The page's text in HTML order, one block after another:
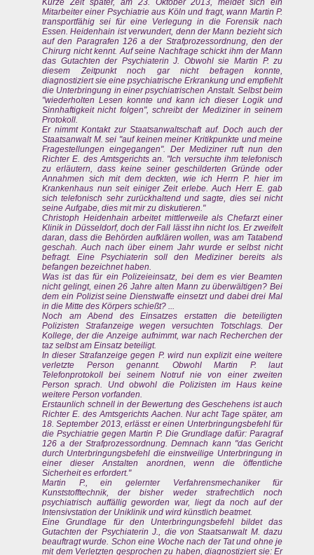
Kurze Zeit später, am 23. Oktober 2013, meldet sich ein
Mitarbeiter einer Psychiatrie aus Köln und fragt, wann Martin P.
transportfähig sei für eine Verlegung in die Forensik nach
Essen. Heidenhain ist verwundert, denn der Mann bezieht sich
auf den Paragrafen 126 a der Strafprozessordnung, den der
Chirurg nicht kennt. Auf seine Nachfrage schickt ihm der Mann
das Gutachten der Psychiaterin J. Obwohl sie Martin P. zu
diesem Zeitpunkt noch gar nicht befragen konnte,
diagnostiziert sie eine psychiatrische Erkrankung und empfiehlt
die Unterbringung in einer psychiatrischen Anstalt. Selbst beim
"wiederholten Lesen konnte und kann ich dieser Logik und
Sinnhaftigkeit nicht folgen", schreibt der Mediziner in seinem
Protokoll.
Er nimmt Kontakt zur Staatsanwaltschaft auf. Doch auch der
Staatsanwalt M. sei "auf keinen meiner Kritikpunkte und meine
Fragestellungen eingegangen". Der Mediziner ruft nun den
Richter E. des Amtsgerichts an. "Ich versuchte ihm telefonisch
zu erläutern, dass keine seiner geschilderten Gründe oder
Annahmen sich mit dem deckten, wie ich Herrn P. hier im
Krankenhaus nun seit einiger Zeit erlebe. Auch Herr E. gab
sich telefonisch sehr zurückhaltend und sagte, dies sei nicht
seine Aufgabe, dies mit mir zu diskutieren."
Christoph Heidenhain arbeitet mittlerweile als Chefarzt einer
Klinik in Düsseldorf, doch der Fall lässt ihn nicht los. Er zweifelt
daran, dass die Behörden aufklären wollen, was am Tatabend
geschah. Auch nach über einem Jahr wurde er selbst nicht
befragt. Eine Psychiaterin soll den Mediziner bereits als
befangen bezeichnet haben.
Was ist das für ein Polizeieinsatz, bei dem es vier Beamten
nicht gelingt, einen 26 Jahre alten Mann zu überwältigen? Bei
dem ein Polizist seine Dienstwaffe einsetzt und dabei drei Mal
in die Mitte des Körpers schießt? ...
Noch am Abend des Einsatzes erstatten die beteiligten
Polizisten Strafanzeige wegen versuchten Totschlags. Der
Kollege, der die Anzeige aufnimmt, war nach Recherchen der
taz selbst am Einsatz beteiligt.
In dieser Strafanzeige gegen P. wird nun explizit eine weitere
verletzte Person genannt. Obwohl Martin P. laut
Telefonprotokoll bei seinem Notruf nie von einer zweiten
Person sprach. Und obwohl die Polizisten im Haus keine
weitere Person vorfanden.
Erstaunlich schnell in der Bewertung des Geschehens ist auch
Richter E. des Amtsgerichts Aachen. Nur acht Tage später, am
18. September 2013, erlässt er einen Unterbringungsbefehl für
die Psychiatrie gegen Martin P. Die Grundlage dafür: Paragraf
126 a der Strafprozessordnung. Demnach kann "das Gericht
durch Unterbringungsbefehl die einstweilige Unterbringung in
einer dieser Anstalten anordnen, wenn die öffentliche
Sicherheit es erfordert."
Martin P., ein gelernter Verfahrensmechaniker für
Kunststofftechnik, der bisher weder strafrechtlich noch
psychiatrisch auffällig geworden war, liegt da noch auf der
Intensivstation der Uniklinik und wird künstlich beatmet.
Eine Grundlage für den Unterbringungsbefehl bildet das
Gutachten der Psychiaterin J., die von Staatsanwalt M. dazu
beauftragt wurde. Schon eine Woche nach der Tat und ohne je
mit dem Verletzten gesprochen zu haben, diagnostiziert sie: Er